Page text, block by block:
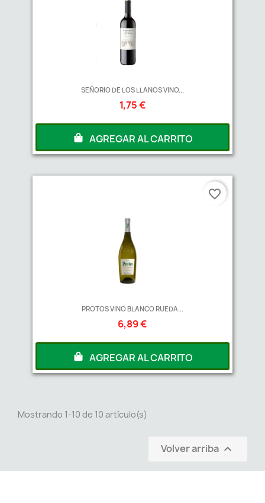
SEÑORIO DE LOS LLANOS VINO...
1,75 €
AGREGAR AL CARRITO
PROTOS VINO BLANCO RUEDA...
6,89 €
AGREGAR AL CARRITO
favorite_border
Mostrando 1-10 de 10 artículo(s)
Volver arriba 